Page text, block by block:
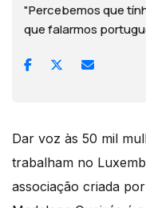
"Percebemos que
que falarmos
Dar voz às 50 mil
trabalham no
associação criada